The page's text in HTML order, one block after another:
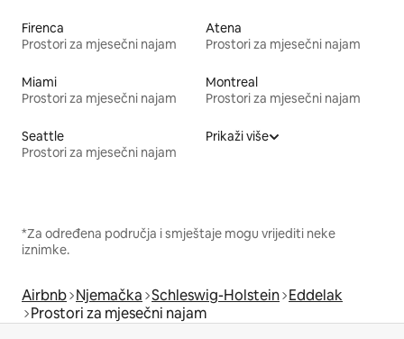
Firenca
Prostori za mjesečni najam
Atena
Prostori za mjesečni najam
Miami
Prostori za mjesečni najam
Montreal
Prostori za mjesečni najam
Seattle
Prostori za mjesečni najam
Prikaži više
*Za određena područja i smještaje mogu vrijediti neke
iznimke.
Airbnb Njemačka Schleswig-Holstein Eddelak
Prostori za mjesečni najam